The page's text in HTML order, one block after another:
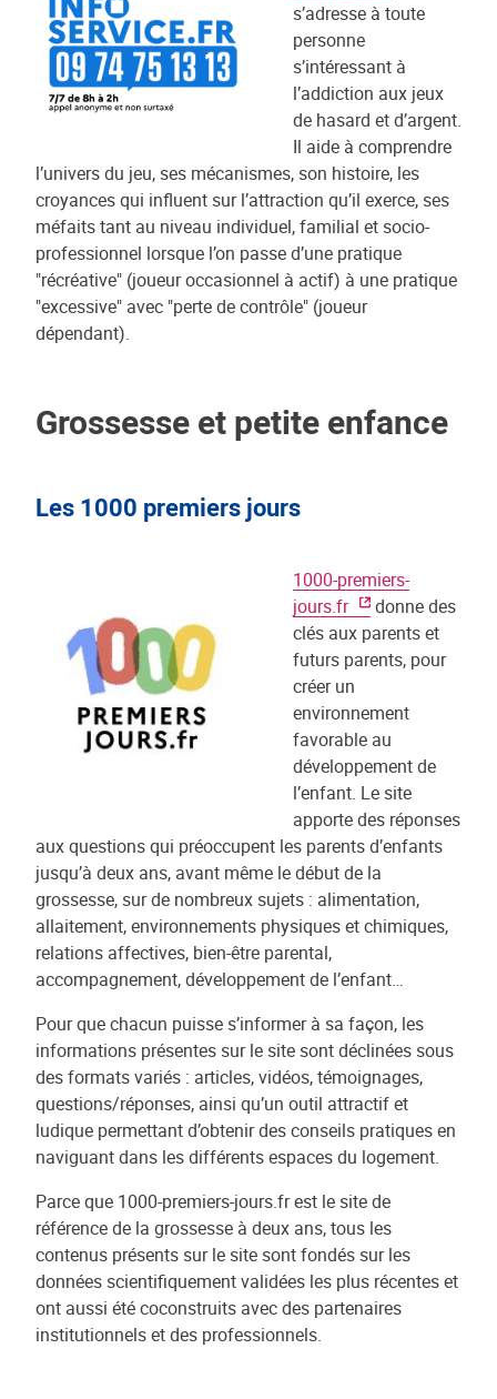
s’adresse à toute
personne
s’intéressant à
l’addiction aux jeux
de hasard et d’argent.
Il aide à comprendre
l’univers du jeu, ses mécanismes, son histoire, les
croyances qui influent sur l’attraction qu’il exerce, ses
méfaits tant au niveau individuel, familial et socio-
professionnel lorsque l’on passe d’une pratique
"récréative" (joueur occasionnel à actif) à une pratique
"excessive" avec "perte de contrôle" (joueur
dépendant).
Grossesse et petite enfance
Les 1000 premiers jours
1000-premiers-
jours.fr
donne des
clés aux parents et
futurs parents, pour
créer un
environnement
favorable au
développement de
l’enfant. Le site
apporte des réponses
aux questions qui préoccupent les parents d’enfants
jusqu’à deux ans, avant même le début de la
grossesse, sur de nombreux sujets : alimentation,
allaitement, environnements physiques et chimiques,
relations affectives, bien-être parental,
accompagnement, développement de l’enfant…
Pour que chacun puisse s’informer à sa façon, les
informations présentes sur le site sont déclinées sous
des formats variés : articles, vidéos, témoignages,
questions/réponses, ainsi qu’un outil attractif et
ludique permettant d’obtenir des conseils pratiques en
naviguant dans les différents espaces du logement.
Parce que 1000-premiers-jours.fr est le site de
référence de la grossesse à deux ans, tous les
contenus présents sur le site sont fondés sur les
données scientifiquement validées les plus récentes et
ont aussi été coconstruits avec des partenaires
institutionnels et des professionnels.